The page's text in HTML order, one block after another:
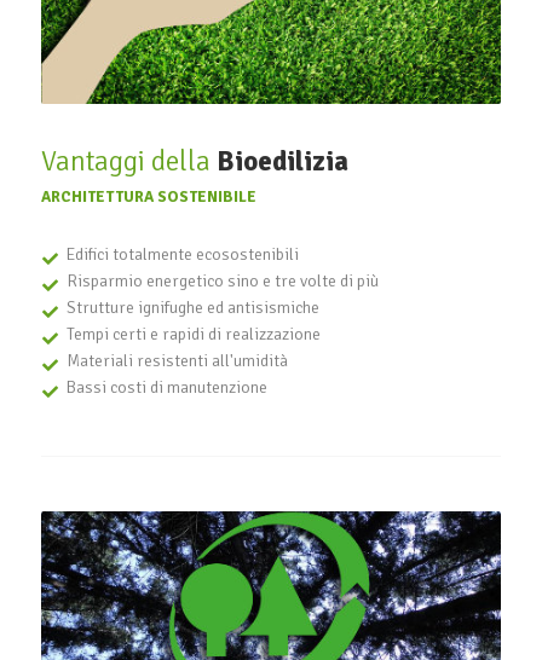
Vantaggi della Bioedilizia
ARCHITETTURA SOSTENIBILE
Edifici totalmente ecosostenibili
Risparmio energetico sino e tre volte di più
Strutture ignifughe ed antisismiche
Tempi certi e rapidi di realizzazione
Materiali resistenti all'umidità
Bassi costi di manutenzione